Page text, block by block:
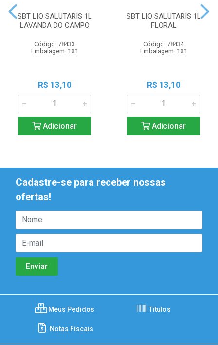
SBT LIQ SALUTARIS 1L
LAVANDA DO CAMPO
Código: 78433
Embalagem: 1X1
R$ 13,10
Adicionar
SBT LIQ SALUTARIS 1L
FLORAL
Código: 78434
Embalagem: 1X1
R$ 13,10
Adicionar
Cadastre-se para receber nossas
ofertas!
Meus Pedidos Títulos
Notas Fiscais